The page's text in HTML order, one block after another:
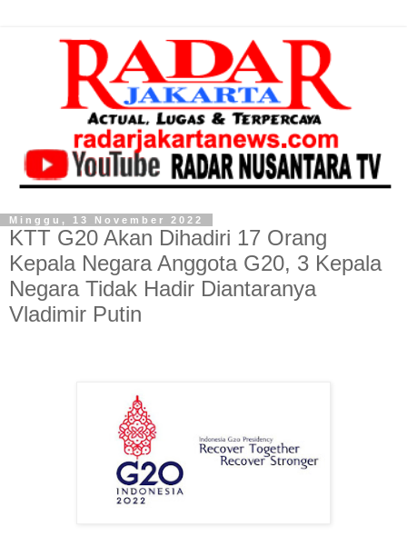
Minggu, 13 November 2022
KTT G20 Akan Dihadiri 17 Orang
Kepala Negara Anggota G20, 3 Kepala
Negara Tidak Hadir Diantaranya
Vladimir Putin